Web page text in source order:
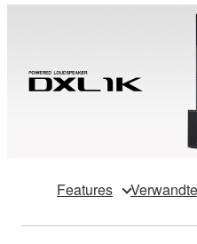
Features